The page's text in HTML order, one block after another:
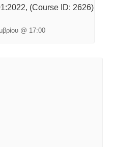
(Course ID: 2626)
@ 17:00